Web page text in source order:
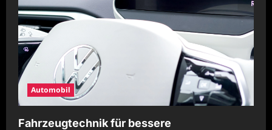
Automobil
Fahrzeugtechnik für bessere